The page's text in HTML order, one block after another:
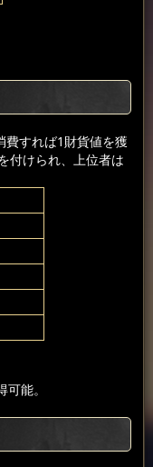
費すれば1財貨値を獲
付けられ、上位者は
能。